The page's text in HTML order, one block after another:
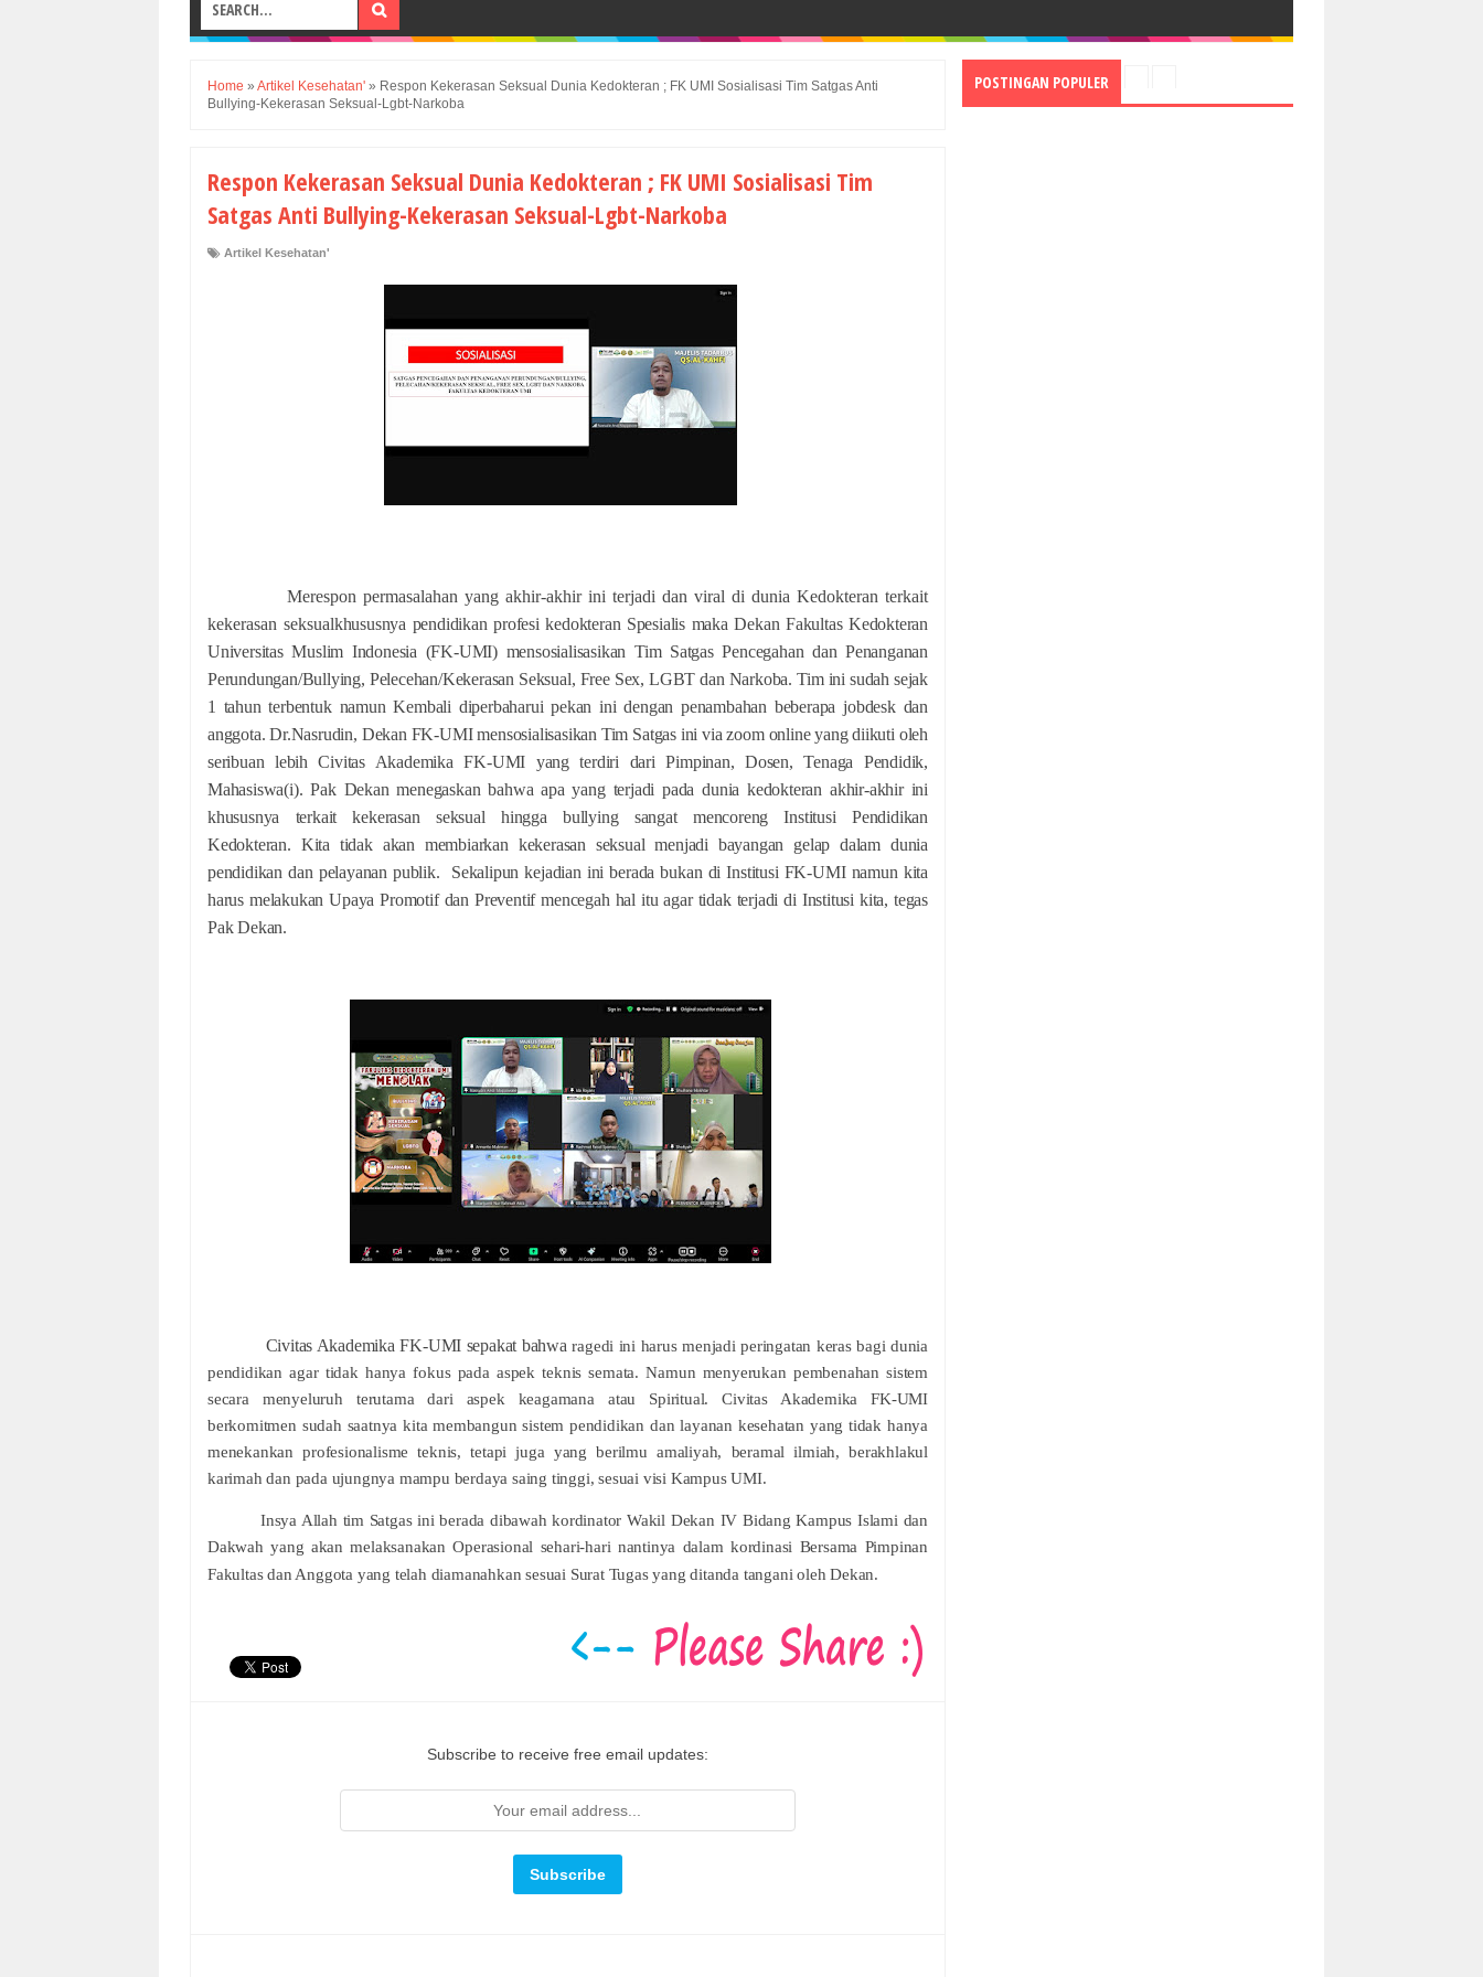
Home » Artikel Kesehatan' » Respon Kekerasan Seksual Dunia Kedokteran ; FK UMI Sosialisasi Tim Satgas Anti
Bullying-Kekerasan Seksual-Lgbt-Narkoba
Respon Kekerasan Seksual Dunia Kedokteran ; FK UMI Sosialisasi Tim
Satgas Anti Bullying-Kekerasan Seksual-Lgbt-Narkoba
Artikel Kesehatan'
Merespon permasalahan yang akhir-akhir ini terjadi dan viral di dunia Kedokteran terkait
kekerasan seksualkhususnya pendidikan profesi kedokteran Spesialis maka Dekan Fakultas Kedokteran
Universitas Muslim Indonesia (FK-UMI) mensosialisasikan Tim Satgas Pencegahan dan Penanganan
Perundungan/Bullying, Pelecehan/Kekerasan Seksual, Free Sex, LGBT dan Narkoba. Tim ini sudah sejak
1 tahun terbentuk namun Kembali diperbaharui pekan ini dengan penambahan beberapa jobdesk dan
anggota. Dr.Nasrudin, Dekan FK-UMI mensosialisasikan Tim Satgas ini via zoom online yang diikuti oleh
seribuan lebih Civitas Akademika FK-UMI yang terdiri dari Pimpinan, Dosen, Tenaga Pendidik,
Mahasiswa(i). Pak Dekan menegaskan bahwa apa yang terjadi pada dunia kedokteran akhir-akhir ini
khususnya terkait kekerasan seksual hingga bullying sangat mencoreng Institusi Pendidikan
Kedokteran. Kita tidak akan membiarkan kekerasan seksual menjadi bayangan gelap dalam dunia
pendidikan dan pelayanan publik. Sekalipun kejadian ini berada bukan di Institusi FK-UMI namun kita
harus melakukan Upaya Promotif dan Preventif mencegah hal itu agar tidak terjadi di Institusi kita, tegas
Pak Dekan.
Civitas Akademika FK-UMI sepakat bahwaragedi ini harus menjadi peringatan keras bagi dunia
pendidikan agar tidak hanya fokus pada aspek teknis semata. Namun menyerukan pembenahan sistem
secara menyeluruh terutama dari aspek keagamana atau Spiritual. Civitas Akademika FK-UMI
berkomitmen sudah saatnya kita membangun sistem pendidikan dan layanan kesehatan yang tidak hanya
menekankan profesionalisme teknis, tetapi juga yang berilmu amaliyah, beramal ilmiah, berakhlakul
karimah dan pada ujungnya mampu berdaya saing tinggi, sesuai visi Kampus UMI.
Insya Allah tim Satgas ini berada dibawah kordinator Wakil Dekan IV Bidang Kampus Islami dan
Dakwah yang akan melaksanakan Operasional sehari-hari nantinya dalam kordinasi Bersama Pimpinan
Fakultas dan Anggota yang telah diamanahkan sesuai Surat Tugas yang ditanda tangani oleh Dekan.
Subscribe to receive free email updates:
POSTINGAN POPULER